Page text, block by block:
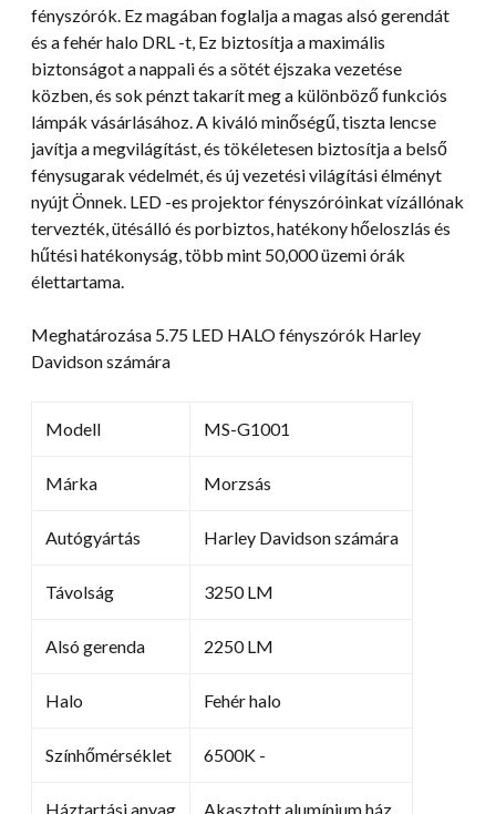
fényszórók. Ez magában foglalja a magas alsó gerendát
és a fehér halo DRL -t, Ez biztosítja a maximális
biztonságot a nappali és a sötét éjszaka vezetése
közben, és sok pénzt takarít meg a különböző funkciós
lámpák vásárlásához. A kiváló minőségű, tiszta lencse
javítja a megvilágítást, és tökéletesen biztosítja a belső
fénysugarak védelmét, és új vezetési világítási élményt
nyújt Önnek. LED -es projektor fényszóróinkat vízállónak
tervezték, ütésálló és porbiztos, hatékony hőeloszlás és
hűtési hatékonyság, több mint 50,000 üzemi órák
élettartama.
Meghatározása 5.75 LED HALO fényszórók Harley
Davidson számára
Modell MS-G1001
Márka Morzsás
Autógyártás Harley Davidson számára
Távolság 3250 LM
Alsó gerenda 2250 LM
Halo Fehér halo
Színhőmérséklet 6500K -
Háztartási anyag Akasztott alumínium ház